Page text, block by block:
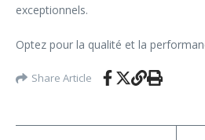
exceptionnels.
Optez pour la qualité et la
Share Article